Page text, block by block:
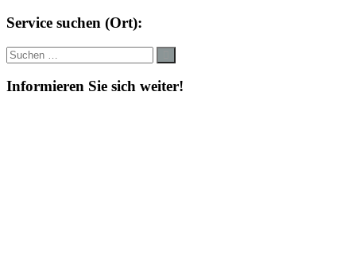
Service suchen (Ort):
Suche
nach:
Informieren Sie sich weiter!